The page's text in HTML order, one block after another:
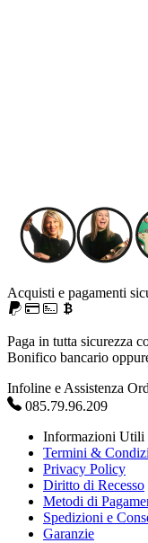
Acquisti e pagamenti
Paga in tutta sicurezza
Bonifico bancario
Infoline e Assistenza
085.79.96.209
Informazioni Utili
Termini &
Privacy Policy
Diritto di Recesso
Metodi di
Spedizioni e
Garanzie